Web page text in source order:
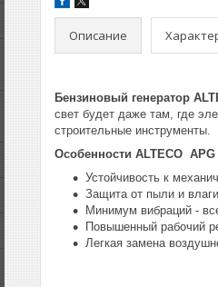
Описание
Бензиновый генератор
свет будет даже там, где
строительные инструменты.
Особенности ALTECO APG
Устойчивость к
Защита от пыли и
Минимум вибраций -
Повышенный рабочий
Легкая замена